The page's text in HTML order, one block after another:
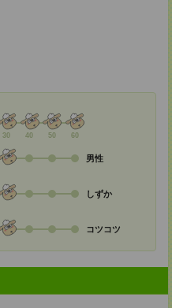
30 40 50 60
男性
しずか
コツコツ